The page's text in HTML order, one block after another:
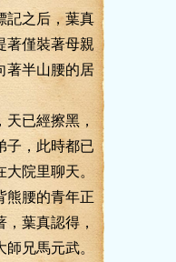
之后，葉真
著僅裝著母親
著半山腰的居
已經擦黑，
子，此時都已
院里聊天。
腰的青年正
葉真認得，
兄馬元武。